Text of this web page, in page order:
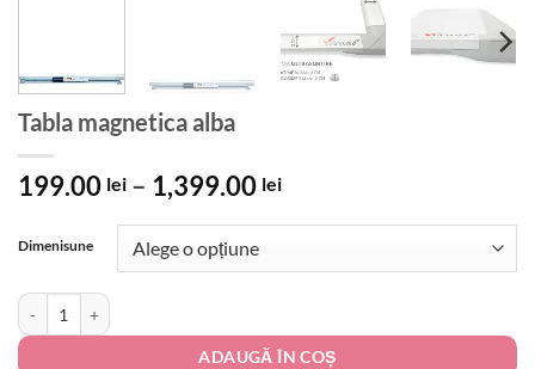
Tabla magnetica alba
199.00 lei – 1,399.00 leiInterval
prețuri:
1,399.00 lei
Dimenisune
Cantitate Tabla magnetica alba
ADAUGĂ ÎN COȘ